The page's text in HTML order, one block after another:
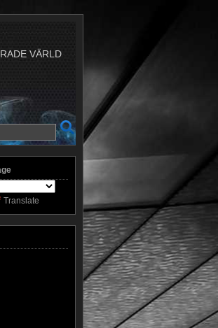
VÄRLD
Translate